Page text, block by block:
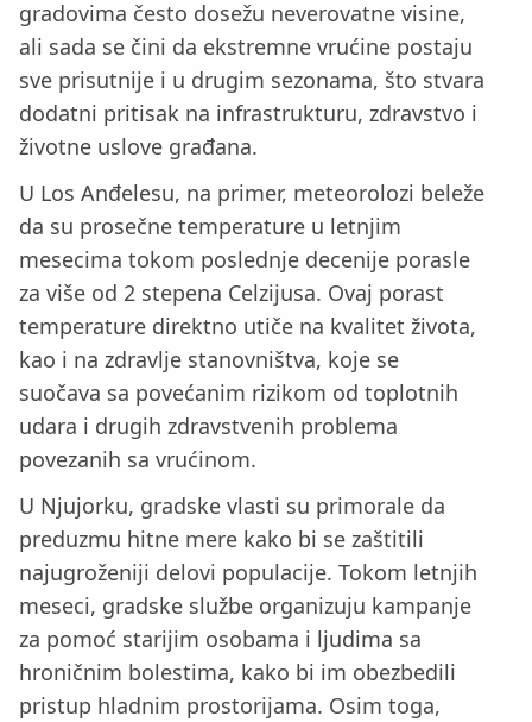
gradovima često dosežu neverovatne visine,
ali sada se čini da ekstremne vrućine postaju
sve prisutnije i u drugim sezonama, što stvara
dodatni pritisak na infrastrukturu, zdravstvo i
životne uslove građana.
U Los Anđelesu, na primer, meteorolozi beleže
da su prosečne temperature u letnjim
mesecima tokom poslednje decenije porasle
za više od 2 stepena Celzijusa. Ovaj porast
temperature direktno utiče na kvalitet života,
kao i na zdravlje stanovništva, koje se
suočava sa povećanim rizikom od toplotnih
udara i drugih zdravstvenih problema
povezanih sa vrućinom.
U Njujorku, gradske vlasti su primorale da
preduzmu hitne mere kako bi se zaštitili
najugroženiji delovi populacije. Tokom letnjih
meseci, gradske službe organizuju kampanje
za pomoć starijim osobama i ljudima sa
hroničnim bolestima, kako bi im obezbedili
pristup hladnim prostorijama. Osim toga,